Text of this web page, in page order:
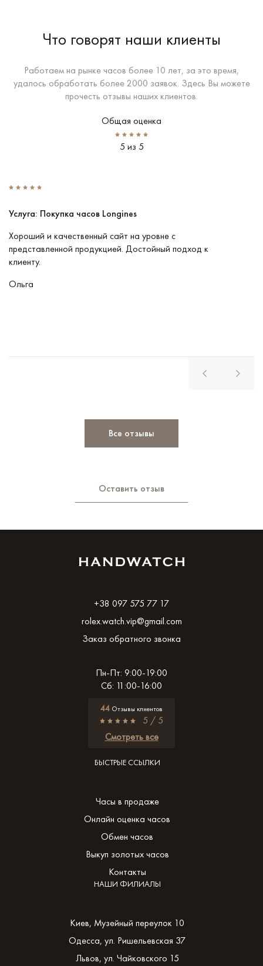
Что говорят наши клиенты
Работаем на рынке часов более 10 лет, за это время,
удалось обработать более 2000 заявок. Здесь Вы можете
прочесть отзывы наших клиентов.
Общая оценка
5 из 5
Услуга: Покупка часов Longines
Хороший и качественный сайт на уровне с
представленной продукцией. Достойный подход к
клиенту.
Ольга
Все отзывы
Оставить отзыв
+38 097 575 77 17
rolex.watch.vip@gmail.com
Заказ обратного звонка
Пн-Пт: 9:00-19:00
Сб: 11:00-16:00
44 Отзывы клиентов
5 / 5
Смотреть все
БЫСТРЫЕ ССЫЛКИ
Часы в продаже
Онлайн оценка часов
Обмен часов
Выкуп золотых часов
Контакты
НАШИ ФИЛИАЛЫ
Киев, Музейный переулок 10
Одесса, ул. Ришельевская 37
Львов, ул. Чайковского 15